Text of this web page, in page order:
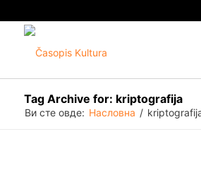
Tag Archive for: kriptografija
Ви сте овде: Насловна /